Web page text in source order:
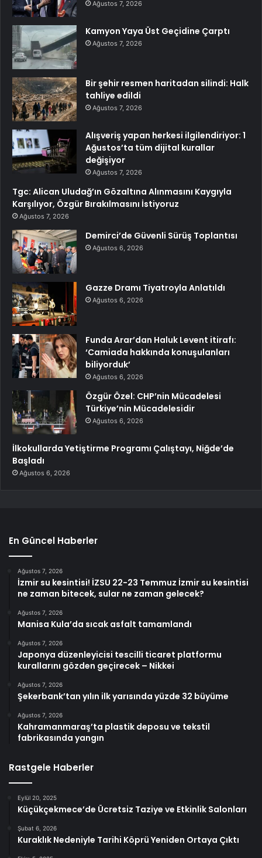
Ağustos 7, 2026
Kamyon Yaya Üst Geçidine Çarptı
Ağustos 7, 2026
Bir şehir resmen haritadan silindi: Halk
tahliye edildi
Ağustos 7, 2026
Alışveriş yapan herkesi ilgilendiriyor: 1
Ağustos’ta tüm dijital kurallar
değişiyor
Ağustos 7, 2026
Tgc: Alican Uludağ’ın Gözaltına Alınmasını Kaygıyla
Karşılıyor, Özgür Bırakılmasını İstiyoruz
Ağustos 7, 2026
Demirci’de Güvenli Sürüş Toplantısı
Ağustos 6, 2026
Gazze Dramı Tiyatroyla Anlatıldı
Ağustos 6, 2026
Funda Arar’dan Haluk Levent itirafı:
‘Camiada hakkında konuşulanları
biliyorduk’
Ağustos 6, 2026
Özgür Özel: CHP’nin Mücadelesi
Türkiye’nin Mücadelesidir
Ağustos 6, 2026
İlkokullarda Yetiştirme Programı Çalıştayı, Niğde’de
Başladı
Ağustos 6, 2026
En Güncel Haberler
Ağustos 7, 2026
İzmir su kesintisi! İZSU 22-23 Temmuz İzmir su kesintisi
ne zaman bitecek, sular ne zaman gelecek?
Ağustos 7, 2026
Manisa Kula’da sıcak asfalt tamamlandı
Ağustos 7, 2026
Japonya düzenleyicisi tescilli ticaret platformu
kurallarını gözden geçirecek – Nikkei
Ağustos 7, 2026
Şekerbank’tan yılın ilk yarısında yüzde 32 büyüme
Ağustos 7, 2026
Kahramanmaraş’ta plastik deposu ve tekstil
fabrikasında yangın
Rastgele Haberler
Eylül 20, 2025
Küçükçekmece’de Ücretsiz Taziye ve Etkinlik Salonları
Şubat 6, 2026
Kuraklık Nedeniyle Tarihi Köprü Yeniden Ortaya Çıktı